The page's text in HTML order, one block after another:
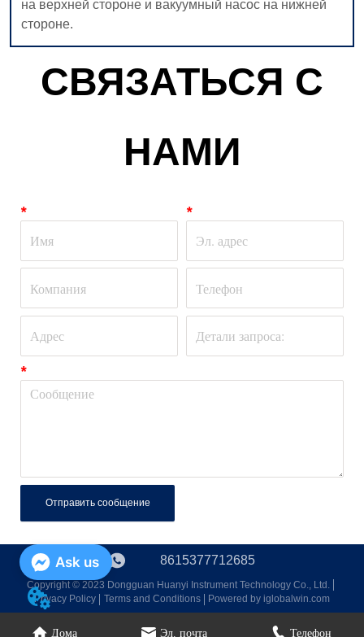
СВЯЗАТЬСЯ С
НАМИ
* *
*
Отправить сообщение
8615377712685
Copyright © 2023 Dongguan Huanyi Instrument Technology Co., Ltd.
Privacy Policy
Terms and Conditions Powered by iglobalwin.com
Дома Эл. почта Телефон
Ask us